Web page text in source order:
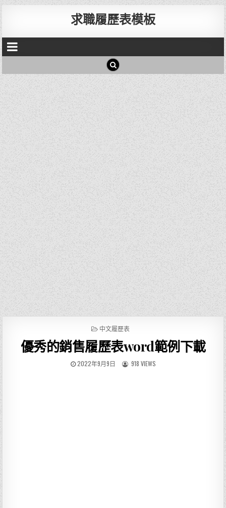
求職履歷表模板
P
S
T
E
中文履歷表
優秀的銷售履歷表word範例下載
2022年9月9日 918 VIEWS